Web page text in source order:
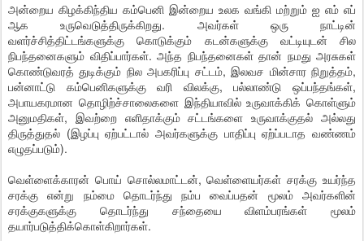
அன்றைய கிழக்கிந்திய கம்பெனி இன்றைய உலக வங்கி மற்றும் ஐ எம் எப்
ஆக உருவெடுத்திருக்கிறது. அவர்கள் ஒரு நாட்டின்
வளர்ச்சித்திட்டங்களுக்கு கொடுக்கும் கடன்களுக்கு வட்டியுடன் சில
நிபந்தனைகளும் விதிப்பார்கள். அந்த நிபந்தனைகள் தான் நமது அரசுகள்
கொண்டுவரத் துடிக்கும் நில அபகரிப்பு சட்டம், இலவச மின்சார நிறுத்தம்,
பன்னாட்டு கம்பெனிகளுக்கு வரி விலக்கு, பல்லாண்டு ஒப்பந்தங்கள்,
அபாயகரமான தொழிற்ச்சாலைகளை இந்தியாவில் உருவாக்கிக் கொள்ளும்
அனுமதிகள், இவற்றை எளிதாக்கும் சட்டங்களை உருவாக்குதல் அல்லது
திருத்துதல் (இழப்பு ஏற்பட்டால் அவர்களுக்கு பாதிப்பு ஏற்ப்படாத வண்ணம்
எழுதப்படும்).
வெள்ளைக்காரன் பொய் சொல்லமாட்டன், வெள்ளையர்கள் சரக்கு உயர்ந்த
சரக்கு என்று நம்மை தொடர்ந்து நம்ப வைப்பதன் மூலம் அவர்களின்
சரக்குகளுக்கு தொடர்ந்து சந்தையை விளம்பரங்கள் மூலம்
தயார்படுத்திக்கொள்கிறார்கள்.